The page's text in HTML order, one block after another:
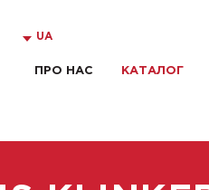
UA
ПРО НАС КАТАЛОГ